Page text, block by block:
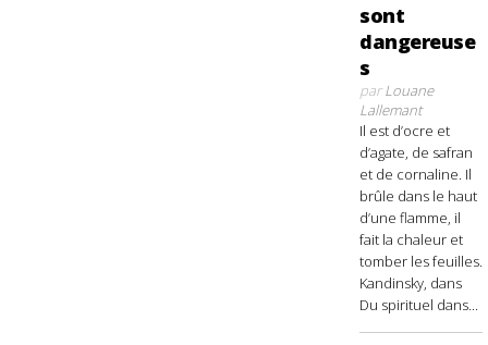
sont
dangereuse
s
parLouane
Lallemant
Il est d’ocre et
d’agate, de safran
et de cornaline. Il
brûle dans le haut
d’une flamme, il
fait la chaleur et
tomber les feuilles.
Kandinsky, dans
Du spirituel dans...